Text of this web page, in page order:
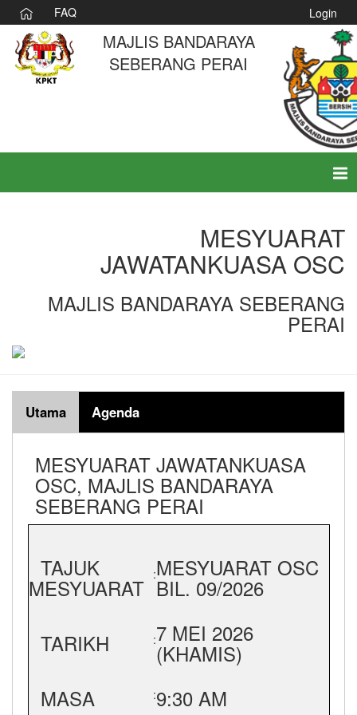
FAQ Login
MAJLIS BANDARAYA
SEBERANG PERAI
MESYUARAT
JAWATANKUASA OSC
MAJLIS BANDARAYA SEBERANG
PERAI
Utama Agenda
MESYUARAT JAWATANKUASA
OSC, MAJLIS BANDARAYA
SEBERANG PERAI
TAJUK
MESYUARAT :MESYUARAT OSC
BIL. 09/2026
TARIKH
:7 MEI 2026
(KHAMIS)
MASA
:9:30 AM